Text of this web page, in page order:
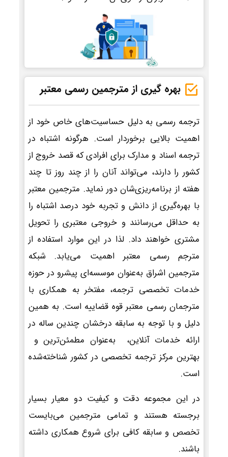
بهره گیری از مترجمین رسمی معتبر
ترجمه رسمی به دلیل حساسیت‌های خاص خود از
اهمیت بالایی برخوردار است. هرگونه اشتباه در
ترجمه اسناد و مدارک برای افرادی که قصد خروج از
کشور را دارند، می‌تواند آنان را از چند روز تا چند
هفته از برنامه‌ریزی‌شان دور نماید. مترجمین معتبر
با بهره‌گیری از دانش و تجربه خود درصد اشتباه را
به حداقل می‌رسانند و خروجی معتبری را تحویل
مشتری خواهند داد. لذا در این موارد استفاده از
مترجم رسمی معتبر اهمیت می‌یابد. شبکه
مترجمین اشراق به‌عنوان موسسه‌ای پیشرو در حوزه
خدمات تخصصی ترجمه، مفتخر به همکاری با
مترجمان رسمی معتبر قوه قضاییه است. به همین
دلیل و با توجه به سابقه درخشان چندین ساله در
ارائه خدمات آنلاین، به‌عنوان مطمئن‌ترین و
بهترین مرکز ترجمه تخصصی در کشور شناخته‌شده
است.
در این مجموعه دقت و کیفیت دو معیار بسیار
برجسته هستند و تمامی مترجمین می‌بایست
تخصص و سابقه کافی برای شروع همکاری داشته
باشند.